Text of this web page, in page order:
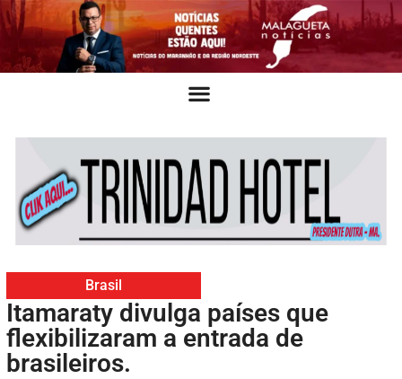
Brasil
Itamaraty divulga países que
flexibilizaram a entrada de
brasileiros.